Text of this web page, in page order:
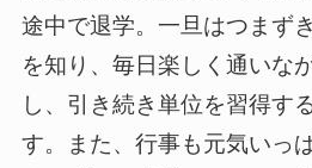
途中で退学。一旦はつまず
を知り、毎日楽しく通いな
し、引き続き単位を習得す
す。また、行事も元気いっ